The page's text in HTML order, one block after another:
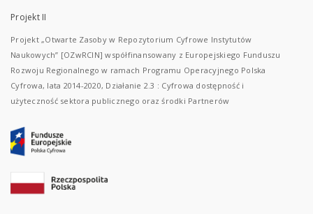
Projekt II
Projekt „Otwarte Zasoby w Repozytorium Cyfrowe Instytutów
Naukowych” [OZwRCIN] współfinansowany z Europejskiego Funduszu
Rozwoju Regionalnego w ramach Programu Operacyjnego Polska
Cyfrowa, lata 2014-2020, Działanie 2.3 : Cyfrowa dostępność i
użyteczność sektora publicznego oraz środki Partnerów